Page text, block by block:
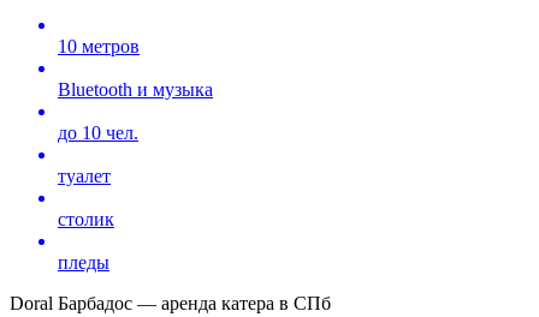
10 метров
Bluetooth и музыка
до 10 чел.
туалет
столик
пледы
Doral Барбадос — аренда катера в СПб